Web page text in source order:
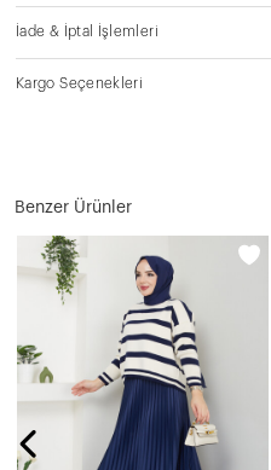
İade & İptal İşlemleri
Kargo Seçenekleri
Benzer Ürünler